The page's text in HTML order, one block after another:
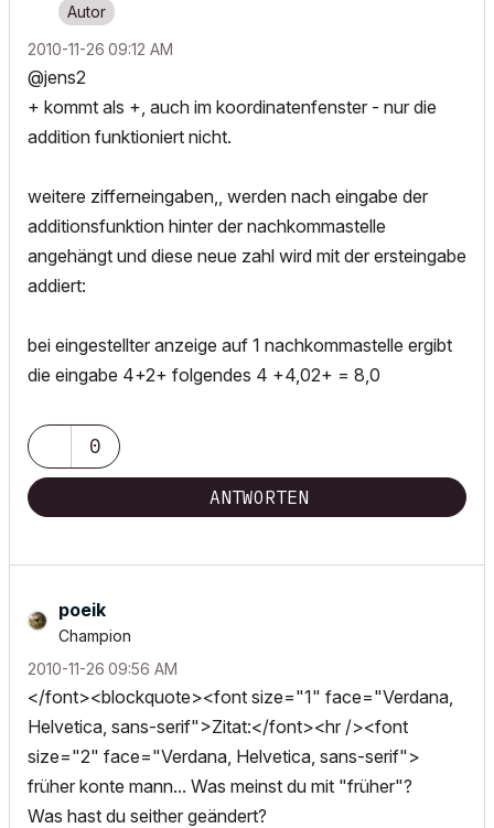
‎2010-11-26 09:12 AM
@jens2
+ kommt als +, auch im koordinatenfenster - nur die
addition funktioniert nicht.
weitere zifferneingaben,, werden nach eingabe der
additionsfunktion hinter der nachkommastelle
angehängt und diese neue zahl wird mit der ersteingabe
addiert:
bei eingestellter anzeige auf 1 nachkommastelle ergibt
die eingabe 4+2+ folgendes 4 +4,02+ = 8,0
0
ANTWORTEN
poeik
Champion
‎2010-11-26 09:56 AM
</font><blockquote><font size="1" face="Verdana,
Helvetica, sans-serif">Zitat:</font><hr /><font
size="2" face="Verdana, Helvetica, sans-serif">
früher konte mann... Was meinst du mit "früher"?
Was hast du seither geändert?